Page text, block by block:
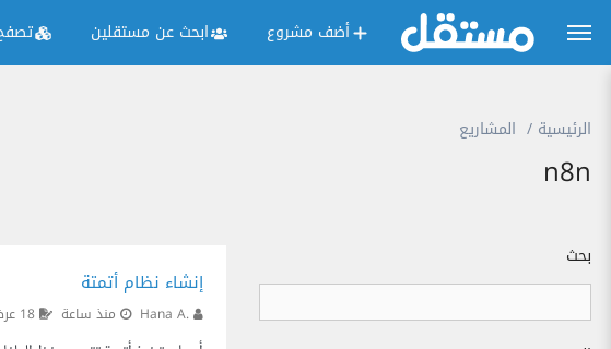
أضف مشروع ابحث عن مستقلين
الرئيسية المشاريع
n8n
بحث
إنشاء نظام أتمتة
Hana A. منذ ساعة 18 عرض